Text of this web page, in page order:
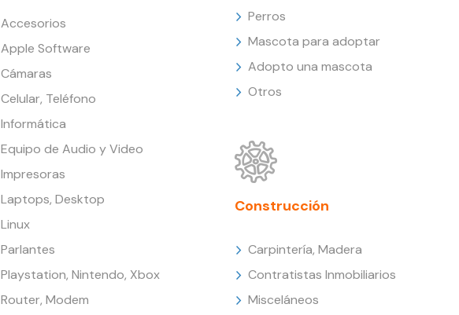
Accesorios
Apple Software
Cámaras
Celular, Teléfono
Informática
Equipo de Audio y Video
Impresoras
Laptops, Desktop
Linux
Parlantes
Playstation, Nintendo, Xbox
Router, Modem
Perros
Mascota para adoptar
Adopto una mascota
Otros
Construcción
Carpintería, Madera
Contratistas Inmobiliarios
Misceláneos